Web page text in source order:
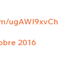
ugAWI9xvCh
2016